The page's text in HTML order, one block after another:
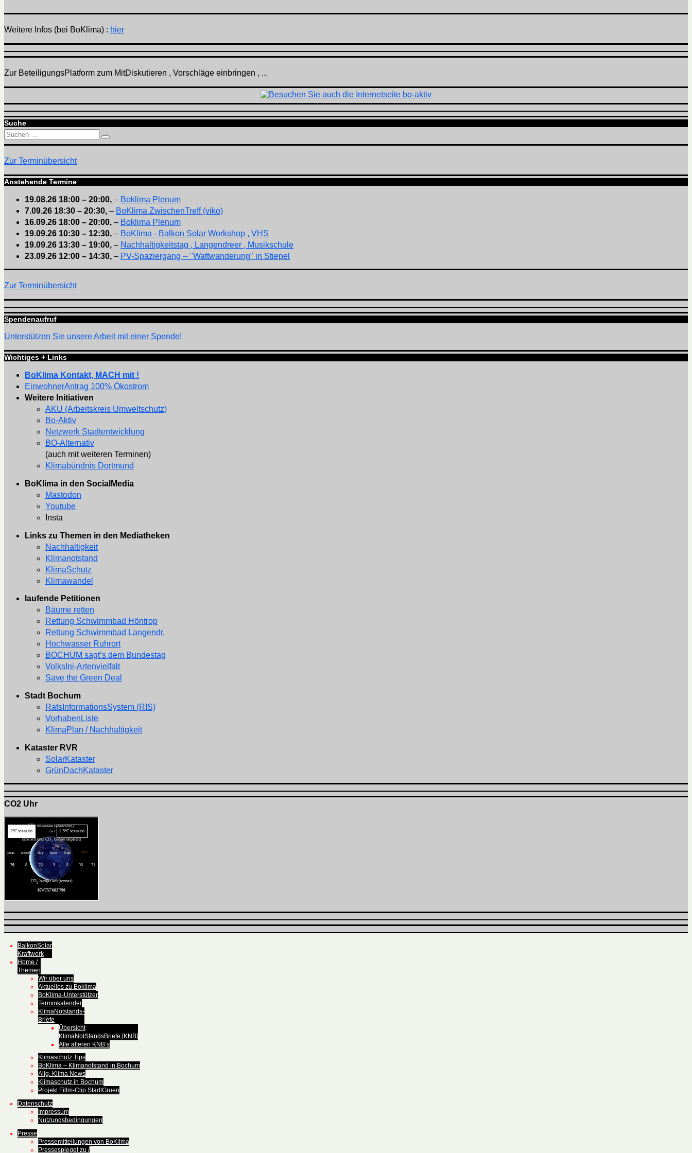
Weitere Infos (bei BoKlima) : hier
Zur BeteiligungsPlatform zum MitDiskutieren , Vorschläge einbringen , ...
Suche
Suchen
nach:
Suchen
Zur Terminübersicht
Anstehende Termine
19.08.26 18:00 – 20:00, – Boklima Plenum
7.09.26 18:30 – 20:30, – BoKlima ZwischenTreff (viko)
16.09.26 18:00 – 20:00, – Boklima Plenum
19.09.26 10:30 – 12:30, – BoKlima - Balkon Solar Workshop , VHS
19.09.26 13:30 – 19:00, – Nachhaltigkeitstag , Langendreer , Musikschule
23.09.26 12:00 – 14:30, – PV-Spaziergang -- "Wattwanderung" in Stiepel
Zur Terminübersicht
Spendenaufruf
Unterstützen Sie unsere Arbeit mit einer Spende!
Wichtiges + Links
BoKlima Kontakt, MACH mit !
EinwohnerAntrag 100% Ökostrom
Weitere Initiativen
AKU (Arbeitskreis Umweltschutz)
Bo-Aktiv
Netzwerk Stadtentwicklung
BO-Alternativ
(auch mit weiteren Terminen)
Klimabündnis Dortmund
BoKlima in den SocialMedia
Mastodon
Youtube
Insta
Links zu Themen in den Mediatheken
Nachhaltigkeit
Klimanotstand
KlimaSchutz
Klimawandel
laufende Petitionen
Bäume retten
Rettung Schwimmbad Höntrop
Rettung Schwimmbad Langendr.
Hochwasser Ruhrort
BOCHUM sagt’s dem Bundestag
VolksIni-Artenvielfalt
Save the Green Deal
Stadt Bochum
RatsInformationsSystem (RIS)
VorhabenListe
KlimaPlan / Nachhaltigkeit
Kataster RVR
SolarKataster
GrünDachKataster
CO2 Uhr
BalkonSolar
Kraftwerk
Home /
Themen
Wir über uns
Aktuelles zu Boklima
BoKlima-Unterstützer
Terminkalender
KlimaNotstands-
Briefe
Übersicht
KlimaNotStandsBriefe [KNB]
Alle älteren KNB’s
Klimaschutz Tips
BoKlima – Klimanotstand in Bochum
Allg. Klima News
Klimaschutz in Bochum
Projekt Fillm-Clip StadtGruen
Datenschutz
Impressum
Nutzungsbedingungen
Presse
Pressemitteilungen von BoKlima
Pressespiegel zu /